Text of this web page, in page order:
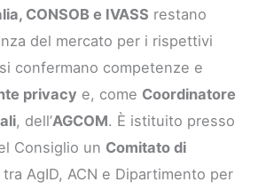
CONSOB e IVASS restano
del mercato per i rispettivi
confermano competenze e
privacy e, come Coordinatore
, dell’AGCOM. È istituito presso
Consiglio un Comitato di
tra AgID, ACN e Dipartimento per